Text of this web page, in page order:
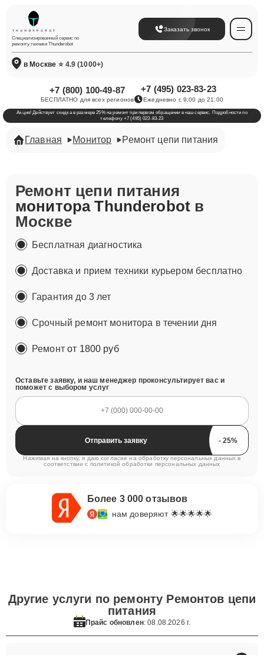
Специализированный сервис по
ремонту техники Thunderobot
Заказать звонок
в Москве ⭐ 4.9 (1000+)
+7 (800) 100-49-87
БЕСПЛАТНО для всех регионов
+7 (495) 023-83-23
Ежедневно с 9:00 до 21:00
Акция! Действует скидка в размере 25% на ремонт при первом обращении в наш сервис. Подробности по
телефону +7 (495) 023-83-23
Главная Монитор Ремонт цепи питания
Ремонт цепи питания
монитора Thunderobot в
Москве
Бесплатная диагностика
Доставка и прием техники курьером бесплатно
Гарантия до 3 лет
Срочный ремонт монитора в течении дня
Ремонтот 1800 руб
Оставьте заявку, и наш менеджер проконсультирует вас и
поможет с выбором услуг
Отправить заявку
Нажимая на кнопку, я даю согласие на обработку персональных данных в
соответствии с политикой обработки персональных данных
Более 3 000 отзывов
нам доверяют 🌟🌟🌟🌟🌟
Другие услуги по ремонту Ремонтов цепи
питания
Прайс обновлен: 08.08.2026 г.